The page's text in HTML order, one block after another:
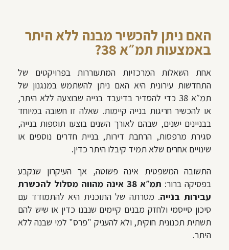
האם ניתן להכשיר מבנה ללא היתר
באמצעות תמ״א 38?
אחת השאלות המרכזיות המתעוררות בפרויקטים של
התחדשות עירונית היא האם ניתן להשתמש במנגנון של
תמ״א 38 כדי להסדיר בדיעבד בנייה שבוצעה ללא היתר,
או להכשיר חריגות בנייה קיימות. שאלה זו חשובה במיוחד
בבניינים ישנים, שבהם לאורך השנים בוצעו תוספות בנייה,
סגירת מרפסות, הרחבת דירות, בניית חדרים נוספים או
שינויים אחרים שלא תמיד קיבלו היתר כדין.
התשובה המשפטית אינה פשוטה, אך העיקרון שנקבע
בפסיקה ברור:
תמ״א 38 אינה מהווה מסלול להכשרת
עבירות בנייה. מטרתה של התוכנית היא להתמודד עם
סיכון סייסמי ולחזק מבנים קיימים שנבנו כדין או שיש להם
תשתית תכנונית חוקית, ולא להעניק "פרס" למי שבנה ללא
היתר.